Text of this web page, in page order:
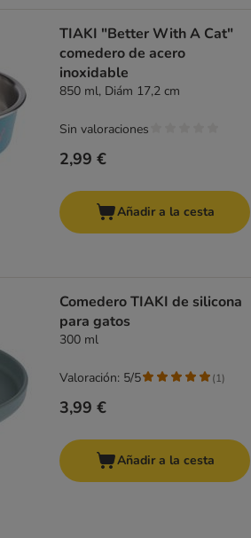
TIAKI "Better With A Cat"
comedero de acero
inoxidable
850 ml, Diám 17,2 cm
2,99 €
Sin valoraciones
Añadir a la cesta
Comedero TIAKI de silicona
para gatos
300 ml
3,99 €
Valoración: 5/5 (1)
Añadir a la cesta